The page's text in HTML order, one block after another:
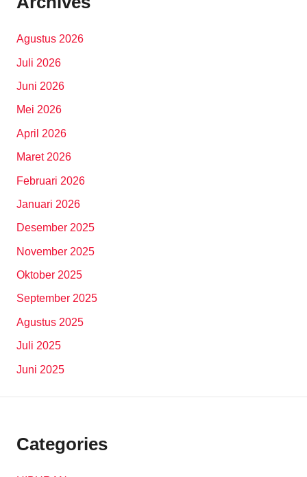
Agustus 2026
Juli 2026
Juni 2026
Mei 2026
April 2026
Maret 2026
Februari 2026
Januari 2026
Desember 2025
November 2025
Oktober 2025
September 2025
Agustus 2025
Juli 2025
Juni 2025
Categories